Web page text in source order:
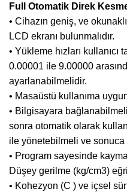
Full Otomatik Direk
• Cihazın geniş, ve
LCD ekranı bulunmalıdır.
• Yükleme hızları kullanıcı
0.00001 ile 9.00000
ayarlanabilmelidir.
• Masaüstü kullanıma
• Bilgisayara
sonra otomatik olarak
ile yönetebilmeli ve
• Program sayesinde
Düşey gerilme (kg/cm3)
• Kohezyon (C ) ve içsel